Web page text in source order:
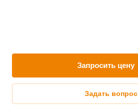
Запросить цену
Задать вопрос